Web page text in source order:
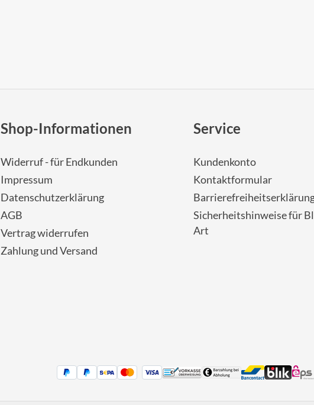
Shop-Informationen
Widerruf - für Endkunden
Impressum
Datenschutzerklärung
AGB
Vertrag widerrufen
Zahlung und Versand
Service
Kundenkonto
Kontaktformular
Sicherheitshinweise für
Art